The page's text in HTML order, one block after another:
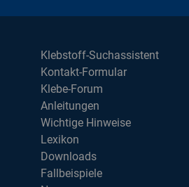
Klebstoff-Suchassistent
Kontakt-Formular
Klebe-Forum
Anleitungen
Wichtige Hinweise
Lexikon
Downloads
Fallbeispiele